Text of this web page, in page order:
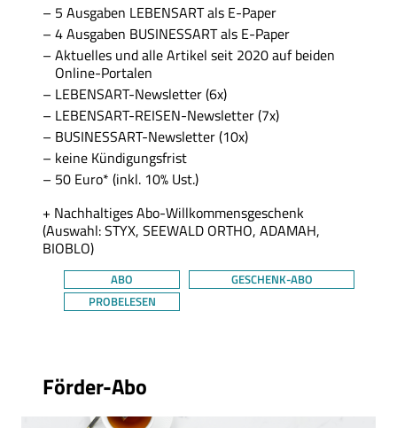
5 Ausgaben LEBENSART als E-Paper
4 Ausgaben BUSINESSART als E-Paper
Aktuelles und alle Artikel seit 2020 auf beiden
Online-Portalen
LEBENSART-Newsletter (6x)
LEBENSART-REISEN-Newsletter (7x)
BUSINESSART-Newsletter (10x)
keine Kündigungsfrist
50 Euro* (inkl. 10% Ust.)
+ Nachhaltiges Abo-Willkommensgeschenk
(Auswahl: STYX, SEEWALD ORTHO, ADAMAH,
BIOBLO)
ABO
GESCHENK-ABO
PROBELESEN
Förder-Abo